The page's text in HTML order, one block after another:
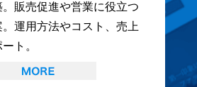
。販売促進や営業に役立つ
運用方法やコスト、売上
ト。